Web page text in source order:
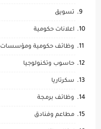
تسويق
اعلانات حكومية
وظائف حكومية ومؤسسات
حاسوب وتكنولوجيا
سكرتاريا
وظائف برمجة
مطاعم وفنادق